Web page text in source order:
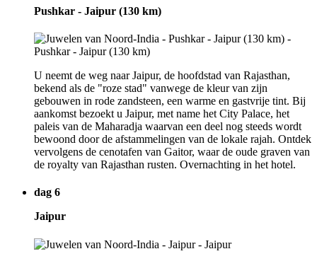
Pushkar - Jaipur (130 km)
U neemt de weg naar Jaipur, de hoofdstad van Rajasthan,
bekend als de "roze stad" vanwege de kleur van zijn
gebouwen in rode zandsteen, een warme en gastvrije tint. Bij
aankomst bezoekt u Jaipur, met name het City Palace, het
paleis van de Maharadja waarvan een deel nog steeds wordt
bewoond door de afstammelingen van de lokale rajah. Ontdek
vervolgens de cenotafen van Gaitor, waar de oude graven van
de royalty van Rajasthan rusten. Overnachting in het hotel.
dag 6
Jaipur